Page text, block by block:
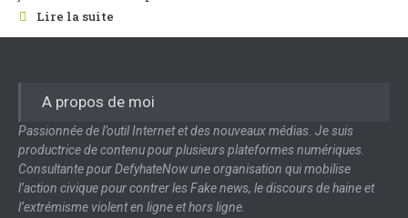
Lire la suite
A propos de moi
Passionnée de l’outil Internet et des nouveaux médias. Je suis
productrice de contenu pour plusieurs plateformes numériques.
Consultante pour DefyhateNow une organisation qui mobilise
l’action civique pour contrer les Fake news, le discours de haine et
l’extrémisme violent en ligne et hors ligne.